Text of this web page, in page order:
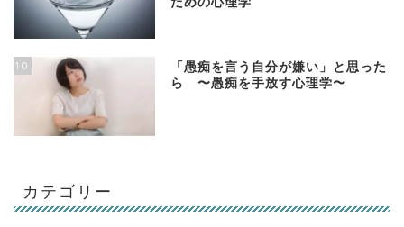
10
「愚痴を言う自分が嫌い」と思った
ら 〜愚痴を手放す心理学〜
カテゴリー